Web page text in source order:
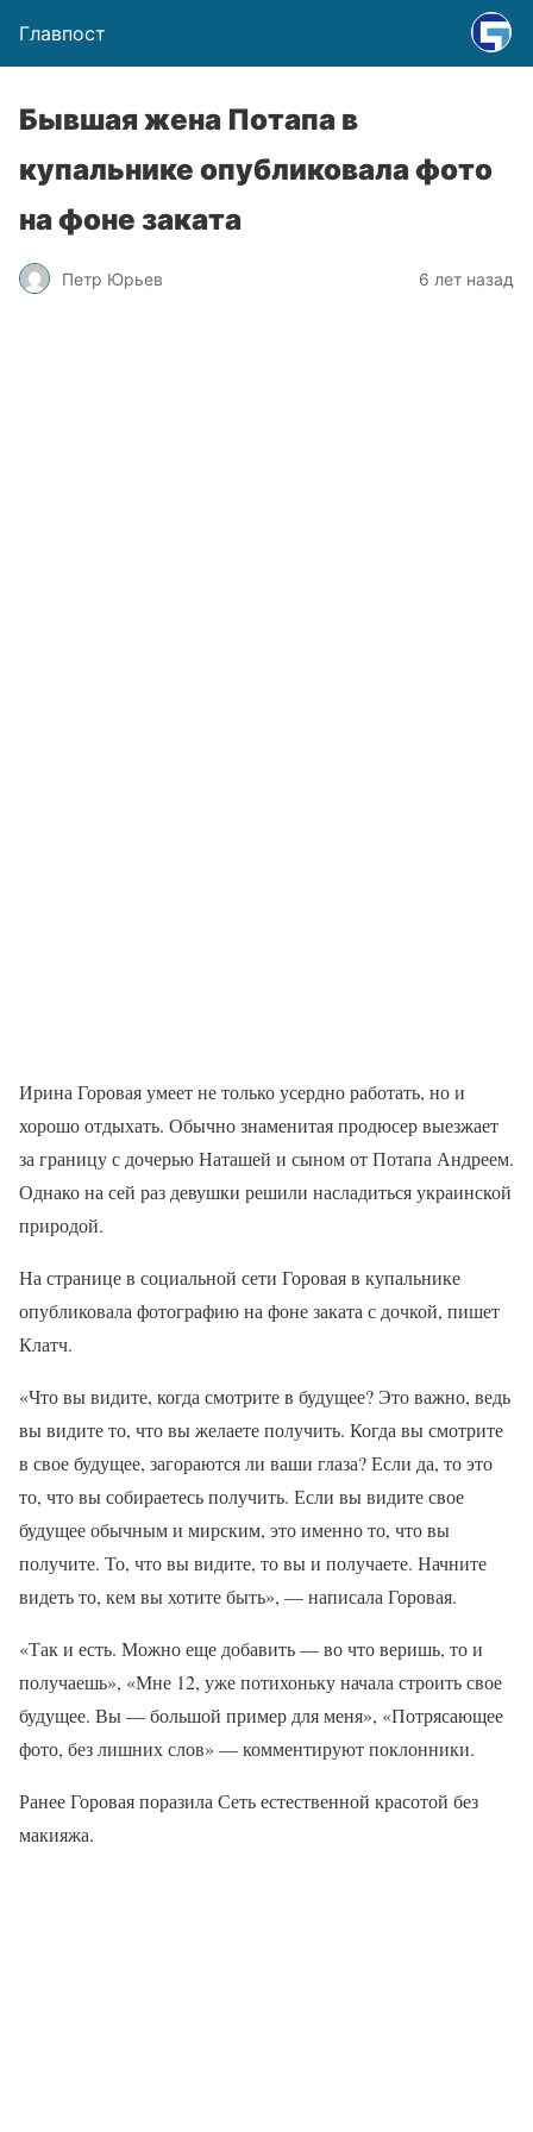
Главпост
Бывшая жена Потапа в
купальнике опубликовала фото
на фоне заката
Петр Юрьев 6 лет назад
Ирина Горовая умеет не только усердно работать, но и
хорошо отдыхать. Обычно знаменитая продюсер выезжает
за границу с дочерью Наташей и сыном от Потапа Андреем.
Однако на сей раз девушки решили насладиться украинской
природой.
На странице в социальной сети Горовая в купальнике
опубликовала фотографию на фоне заката с дочкой, пишет
Клатч.
«Что вы видите, когда смотрите в будущее? Это важно, ведь
вы видите то, что вы желаете получить. Когда вы смотрите
в свое будущее, загораются ли ваши глаза? Если да, то это
то, что вы собираетесь получить. Если вы видите свое
будущее обычным и мирским, это именно то, что вы
получите. То, что вы видите, то вы и получаете. Начните
видеть то, кем вы хотите быть», — написала Горовая.
«Так и есть. Можно еще добавить — во что веришь, то и
получаешь», «Мне 12, уже потихоньку начала строить свое
будущее. Вы — большой пример для меня», «Потрясающее
фото, без лишних слов» — комментируют поклонники.
Ранее Горовая поразила Сеть естественной красотой без
макияжа.